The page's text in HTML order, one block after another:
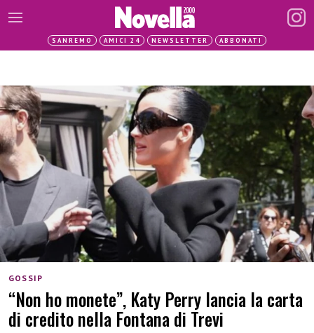
SANREMO AMICI 24 NEWSLETTER ABBONATI
GOSSIP
“Non ho monete”, Katy Perry lancia la carta
di credito nella Fontana di Trevi